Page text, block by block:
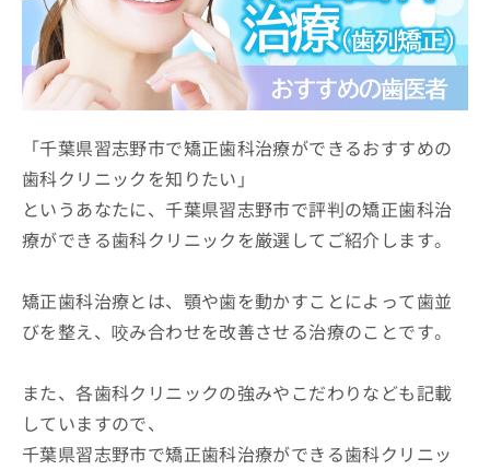
「千葉県習志野市で矯正歯科治療ができるおすすめの
歯科クリニックを知りたい」
というあなたに、千葉県習志野市で評判の矯正歯科治
療ができる歯科クリニックを厳選してご紹介します。
矯正歯科治療とは、顎や歯を動かすことによって歯並
びを整え、咬み合わせを改善させる治療のことです。
また、各歯科クリニックの強みやこだわりなども記載
していますので、
千葉県習志野市で矯正歯科治療ができる歯科クリニッ
ッ
ク
ナ
ビ
関
る
お
問
い
わ
せ
は
ち
ら
こち
らは
こ
ち
ら
広
告
出
稿
の
問
い
合
せ
は
こ
ち
広
告
代
理
店
方
は
こ
ら
広